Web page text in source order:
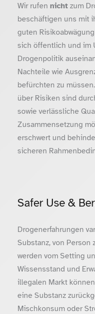
Wir rufen nichtzum
beschäftigen uns mit
guten
sich öffentlich und im
Drogenpolitik
Nachteile wie
befürchten zu
über Risiken sind
sowie verlässliche
Zusammensetzung
erschwert und
sicheren
Safer Use &
Drogenerfahrungen
Substanz, von Person
werden vom Setting
Wissensstand und
illegalen Markt
eine Substanz
Mischkonsum oder